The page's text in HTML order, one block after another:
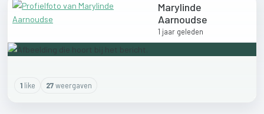
Marylinde
Aarnoudse
1 jaar geleden
1like 27weergaven